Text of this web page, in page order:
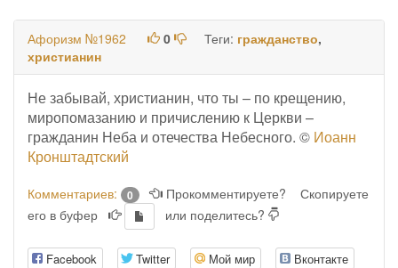
Афоризм №1962 0 Теги: гражданство,
христианин
Не забывай, христианин, что ты – по крещению,
миропомазанию и причислению к Церкви –
гражданин Неба и отечества Небесного. © Иоанн
Кронштадтский
Комментариев: 0 Прокомментируете?
Скопируете
его в буфер
или поделитесь?
Facebook Twitter Мой мир
Вконтакте